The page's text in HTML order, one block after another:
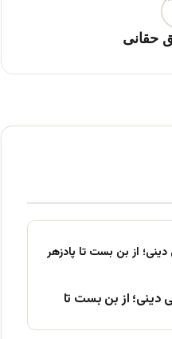
حقانی
دینی؛ از بن بست تا